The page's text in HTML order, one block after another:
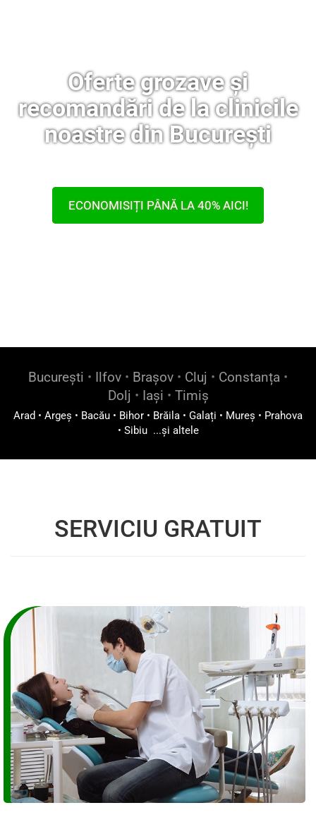
Oferte grozave și
recomandări de la clinicile
noastre din București
ECONOMISIȚI PÂNĂ LA 40% AICI!
București • Ilfov • Brașov • Cluj • Constanța •
Dolj • Iași • Timiș
Arad • Argeș • Bacău • Bihor • Brăila • Galați • Mureș • Prahova
• Sibiu ...și altele
SERVICIU GRATUIT